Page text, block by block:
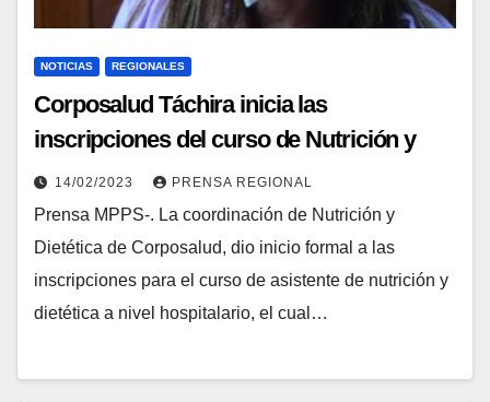
NOTICIAS REGIONALES
Corposalud Táchira inicia las
inscripciones del curso de Nutrición y
Dietética
14/02/2023 PRENSA REGIONAL
Prensa MPPS-. La coordinación de Nutrición y
Dietética de Corposalud, dio inicio formal a las
inscripciones para el curso de asistente de nutrición y
dietética a nivel hospitalario, el cual…